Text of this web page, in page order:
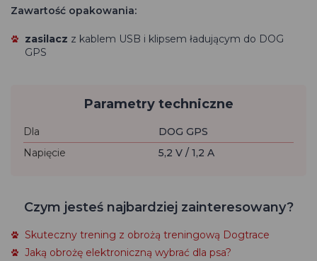
Zawartość opakowania:
zasilacz z kablem USB i klipsem ładującym do DOG
GPS
Parametry techniczne
Dla
DOG GPS
Napięcie
5,2 V / 1,2 A
Czym jesteś najbardziej zainteresowany?
Skuteczny trening z obrożą treningową Dogtrace
Jaką obrożę elektroniczną wybrać dla psa?